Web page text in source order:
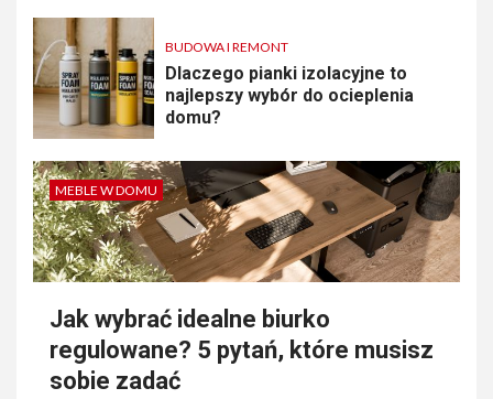
BUDOWA I REMONT
Dlaczego pianki izolacyjne to
najlepszy wybór do ocieplenia
domu?
MEBLE W DOMU
Jak wybrać idealne biurko
regulowane? 5 pytań, które musisz
sobie zadać